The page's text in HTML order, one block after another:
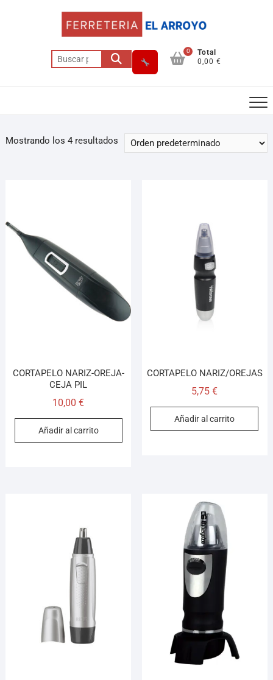
0
Total
0,00 €
Mostrando los 4 resultados
CORTAPELO NARIZ-OREJA-
CEJA PIL
10,00€
Añadir al carrito
CORTAPELO NARIZ/OREJAS
5,75€
Añadir al carrito
¡Hola! Soy el asesor virtual de Ferretería El Arroyo.
Cuéntame qué necesitas y te ayudo a encontrarlo,
aunque no sepas el nombre exacto